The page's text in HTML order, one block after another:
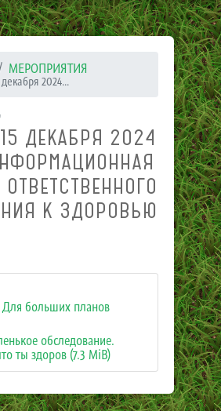
МЕРОПРИЯТИЯ
2024...
ДЕКАБРЯ 2024
К ЗДОРОВЬЮ
Для больших планов
обследование.
ты здоров (7.3 MiB)